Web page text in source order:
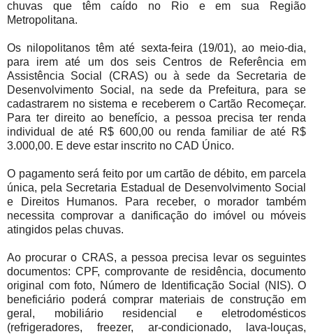
chuvas que têm caído no Rio e em sua Região
Metropolitana.
Os nilopolitanos têm até sexta-feira (19/01), ao meio-dia,
para irem até um dos seis Centros de Referência em
Assistência Social (CRAS) ou à sede da Secretaria de
Desenvolvimento Social, na sede da Prefeitura, para se
cadastrarem no sistema e receberem o Cartão Recomeçar.
Para ter direito ao benefício, a pessoa precisa ter renda
individual de até R$ 600,00 ou renda familiar de até R$
3.000,00. E deve estar inscrito no CAD Único.
O pagamento será feito por um cartão de débito, em parcela
única, pela Secretaria Estadual de Desenvolvimento Social
e Direitos Humanos. Para receber, o morador também
necessita comprovar a danificação do imóvel ou móveis
atingidos pelas chuvas.
Ao procurar o CRAS, a pessoa precisa levar os seguintes
documentos: CPF, comprovante de residência, documento
original com foto, Número de Identificação Social (NIS). O
beneficiário poderá comprar materiais de construção em
geral, mobiliário residencial e eletrodomésticos
(refrigeradores, freezer, ar-condicionado, lava-louças,